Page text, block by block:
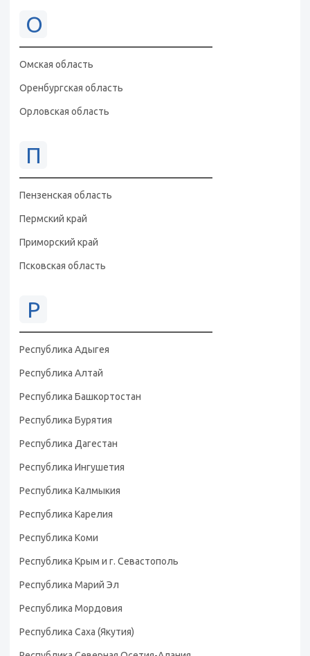
О
Омская область
Оренбургская область
Орловская область
П
Пензенская область
Пермский край
Приморский край
Псковская область
Р
Республика Адыгея
Республика Алтай
Республика Башкортостан
Республика Бурятия
Республика Дагестан
Республика Ингушетия
Республика Калмыкия
Республика Карелия
Республика Коми
Республика Крым и г. Севастополь
Республика Марий Эл
Республика Мордовия
Республика Саха (Якутия)